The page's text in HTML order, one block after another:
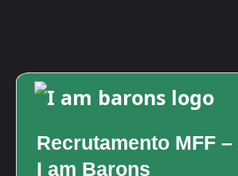
Recrutamento MFF
I am Barons